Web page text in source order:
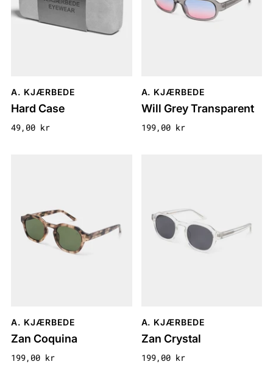
A. KJÆRBEDE
Hard Case
49,00 kr
A. KJÆRBEDE
Will Grey Transparent
199,00 kr
A. KJÆRBEDE
Zan Coquina
199,00 kr
A. KJÆRBEDE
Zan Crystal
199,00 kr